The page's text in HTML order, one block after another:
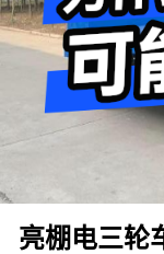
亮棚电三轮